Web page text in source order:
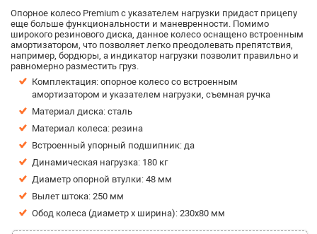
Опорное колесо Premium с указателем нагрузки придаст прицепу
еще больше функциональности и маневренности. Помимо
широкого резинового диска, данное колесо оснащено встроенным
амортизатором, что позволяет легко преодолевать препятствия,
например, бордюры, а индикатор нагрузки позволит правильно и
равномерно разместить груз.
Комплектация: опорное колесо со встроенным
амортизатором и указателем нагрузки, съемная ручка
Материал диска: сталь
Материал колеса: резина
Встроенный упорный подшипник: да
Динамическая нагрузка: 180 кг
Диаметр опорной втулки: 48 мм
Вылет штока: 250 мм
Обод колеса (диаметр х ширина): 230х80 мм